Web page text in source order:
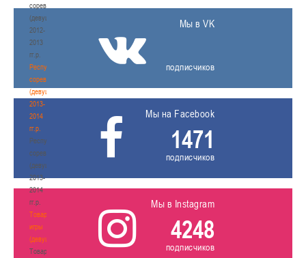
соревнования
(девушки)
2012-
2013
гг.р.
Республиканские
соревнования
(девушки)
2013-
2014
гг.р.
Республиканские
соревнования
(девушки)
2013-
2014
гг.р.
Товарищеские
игры
(девушки)
Товарищеские
Мы в VK
подписчиков
Мы на Facebook
1471
подписчиков
Мы в Instagram
4248
подписчиков